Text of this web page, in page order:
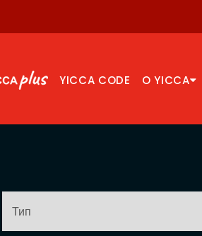
YICCA CODE O YICCA